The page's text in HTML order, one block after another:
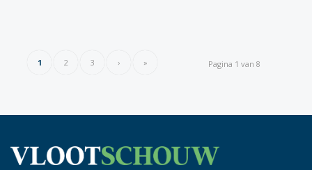
Pagina 1 van 8
1 2 3 › »